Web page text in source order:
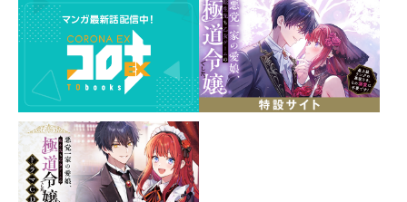
SS1枚
素材 ： アクリル
サイズ ： 約70mm
イラスト ： 轟斗ソラ
発売元 ： TOブックス